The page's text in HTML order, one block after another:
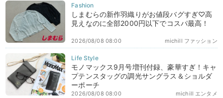
しまむらの新作羽織りがお値段バグすぎ♡高
見えなのに全部2000円以下でコスパ最高！
michill ファッション
2026/08/08 08:00
モノマックス9月号増刊付録、豪華すぎ！キャ
プテンスタッグの調光サングラス＆ショルダ
ーポーチ
michill エンタメ
2026/08/08 08:00